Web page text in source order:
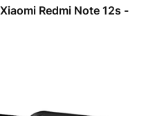
Redmi Note 12s -